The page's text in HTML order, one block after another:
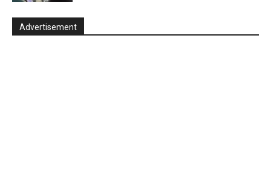
Advertisement